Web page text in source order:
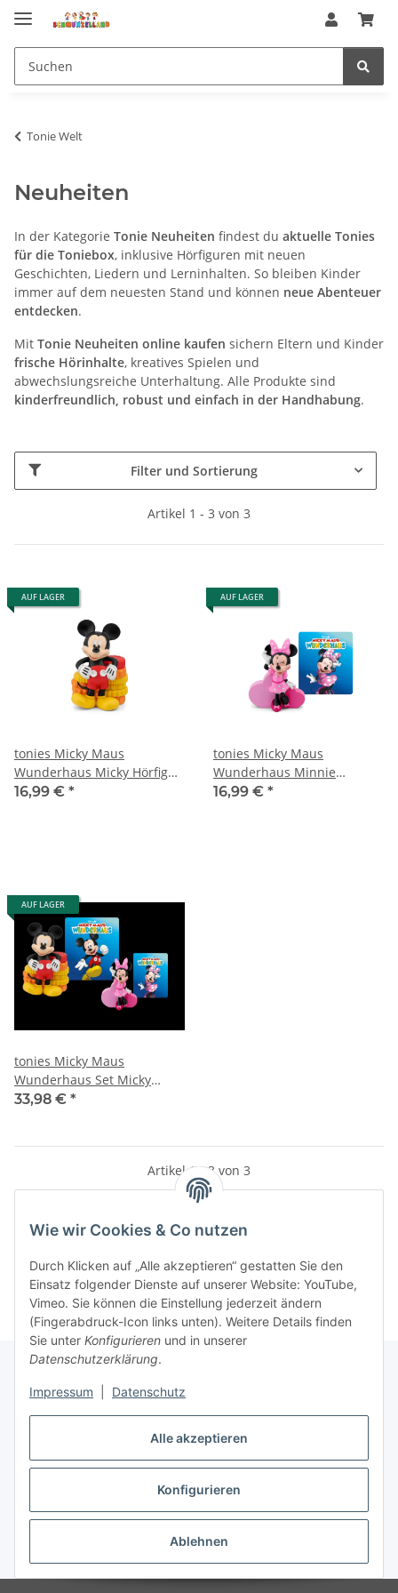
Alle akzeptieren
Konfigurieren
Ablehnen
Wie wir Cookies & Co nutzen
Durch Klicken auf „Alle akzeptieren“ gestatten Sie den
Einsatz folgender Dienste auf unserer Website: YouTube,
Vimeo. Sie können die Einstellung jederzeit ändern
(Fingerabdruck-Icon links unten). Weitere Details finden
Sie unter Konfigurieren und in unserer
Datenschutzerklärung.
Impressum Datenschutz
Tonie Welt
Neuheiten
In der Kategorie Tonie Neuheiten findest du aktuelle Tonies
für die Toniebox, inklusive Hörfiguren mit neuen
Geschichten, Liedern und Lerninhalten. So bleiben Kinder
immer auf dem neuesten Stand und können neue Abenteuer
entdecken.
Mit Tonie Neuheiten online kaufen sichern Eltern und Kinder
frische Hörinhalte, kreatives Spielen und
abwechslungsreiche Unterhaltung. Alle Produkte sind
kinderfreundlich, robust und einfach in der Handhabung.
Filter und Sortierung
Artikel 1 - 3 von 3
AUF LAGER
tonies Micky Maus
Wunderhaus Micky Hörfigur
Tonie Disney Junior
16,99 € *
AUF LAGER
tonies Micky Maus
Wunderhaus Minnie
Hörfigur Tonie Disney Junior
16,99 € *
AUF LAGER
tonies Micky Maus
Wunderhaus Set Micky
Minnie Disney Junior
33,98 € *
Artikel 1 - 3 von 3
Kategorien